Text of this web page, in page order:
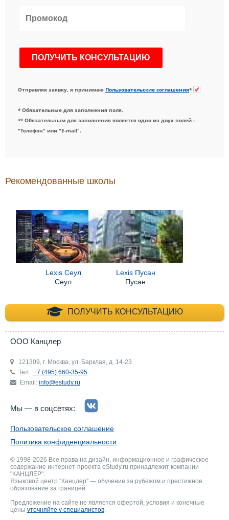
Отправляя заявку, я принимаю Пользовательские соглашения*
* Обязательные для заполнения поля.
** Обязательным для заполнения является одно из двух полей -
"Телефон" или "E-mail".
Рекомендованные школы
Lexis Сеул
Сеул
Lexis Пусан
Пусан
ПОЛУЧИТЬ КОНСУЛЬТАЦИЮ
+7 (495) 660-35-
ООО Канцлер
121309, г. Москва, ул. Барклая, д. 14-23
Тел.: +7 (495) 660-35-95
Email: info@estudy.ru
Мы — в соцсетях:
Пользовательское соглашение
Политика конфиденциальности
© 1998-2026 Все права на дизайн, информационное и графическое
содержание интернет-проекта eStudy.ru принадлежит компании
"КАНЦЛЕР".
Языковой центр "Канцлер" — обучение за рубежом и престижное
образование за границей.
Предложение на сайте не является офертой, условия и конечные
цены уточняйте у специалистов.